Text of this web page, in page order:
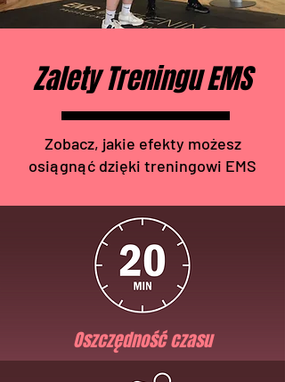
Zalety Treningu EMS
Zobacz, jakie efekty możesz
osiągnąć dzięki treningowi EMS
Oszczędność czasu